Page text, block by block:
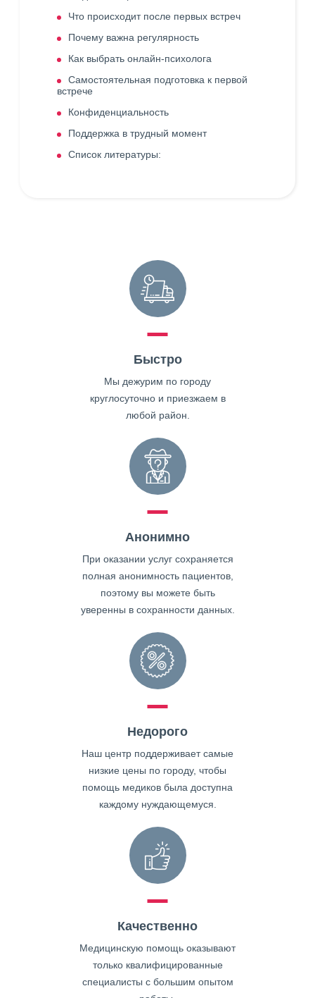
Что происходит после первых встреч
Почему важна регулярность
Как выбрать онлайн-психолога
Самостоятельная подготовка к первой
встрече
Конфиденциальность
Поддержка в трудный момент
Список литературы:
Быстро
Мы дежурим по городу
круглосуточно и приезжаем в
любой район.
Анонимно
При оказании услуг сохраняется
полная анонимность пациентов,
поэтому вы можете быть
уверенны в сохранности данных.
Недорого
Наш центр поддерживает самые
низкие цены по городу, чтобы
помощь медиков была доступна
каждому нуждающемуся.
Качественно
Медицинскую помощь оказывают
только квалифицированные
специалисты с большим опытом